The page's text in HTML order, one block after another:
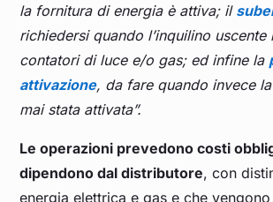
la fornitura di energia è attiva; il
richiedersi quando l’inquilino uscente
contatori di luce e/o gas; ed infine la
attivazione, da fare quando invece
mai stata attivata”.
Le operazioni prevedono costi
dipendono dal distributore, con
energia elettrica e gas e che